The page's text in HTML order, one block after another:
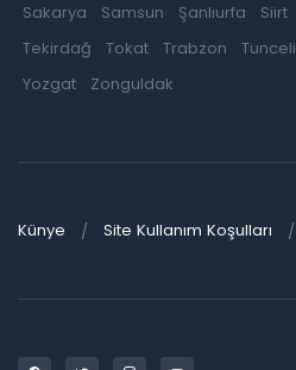
Sakarya
Samsun Şanlıurfa Siirt
Tekirdağ
Tokat Trabzon Tunceli
Yozgat
Zonguldak
Künye Site Kullanım Koşulları